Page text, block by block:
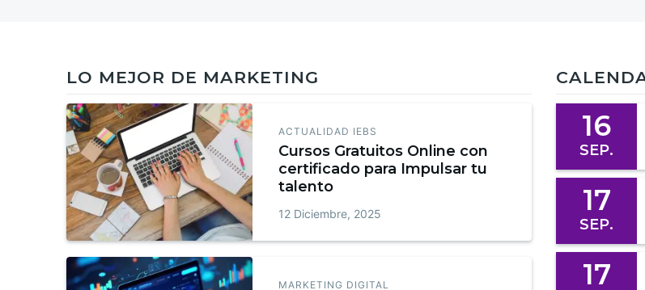
LO MEJOR DE MARKETING
ACTUALIDAD IEBS
Cursos Gratuitos Online con
certificado para Impulsar tu
talento
12 Diciembre, 2025
MARKETING DIGITAL
16
SEP.
17
SEP.
17